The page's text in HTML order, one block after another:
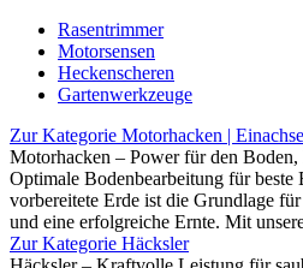
Rasentrimmer
Motorsensen
Heckenscheren
Gartenwerkzeuge
Zur Kategorie Motorhacken |
Motorhacken – Power für den
Optimale Bodenbearbeitung für beste
vorbereitete Erde ist die Grundlage
und eine erfolgreiche Ernte. Mit
Zur Kategorie Häcksler